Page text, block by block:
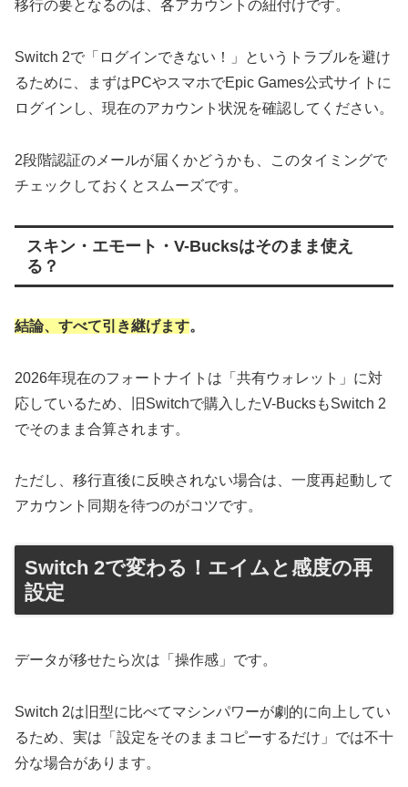
​移行の要となるのは、各アカウントの紐付けです。
Switch 2で「ログインできない！」というトラブルを避け
るために、まずはPCやスマホでEpic Games公式サイトに
ログインし、現在のアカウント状況を確認してください。
2段階認証のメールが届くかどうかも、このタイミングで
チェックしておくとスムーズです。
スキン・エモート・V-Bucksはそのまま使え
る？
​結論、すべて引き継げます。
2026年現在のフォートナイトは「共有ウォレット」に対
応しているため、旧Switchで購入したV-BucksもSwitch 2
でそのまま合算されます。
ただし、移行直後に反映されない場合は、一度再起動して
アカウント同期を待つのがコツです。
​Switch 2で変わる！エイムと感度の再
設定
​データが移せたら次は「操作感」です。
Switch 2は旧型に比べてマシンパワーが劇的に向上してい
るため、実は「設定をそのままコピーするだけ」では不十
分な場合があります。